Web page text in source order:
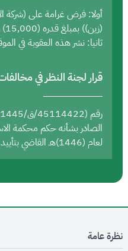
أولا: فرض غرامة على (شركة
(زين)) بمبلغ قدره (15,000) ريال سعودي.
ثانيا: نشر هذه العقوبة في
قرار لجنة النظر في
لعام (1446)هـ القاضي بتأييد الحكم برفض الدعوى
نظرة عامة